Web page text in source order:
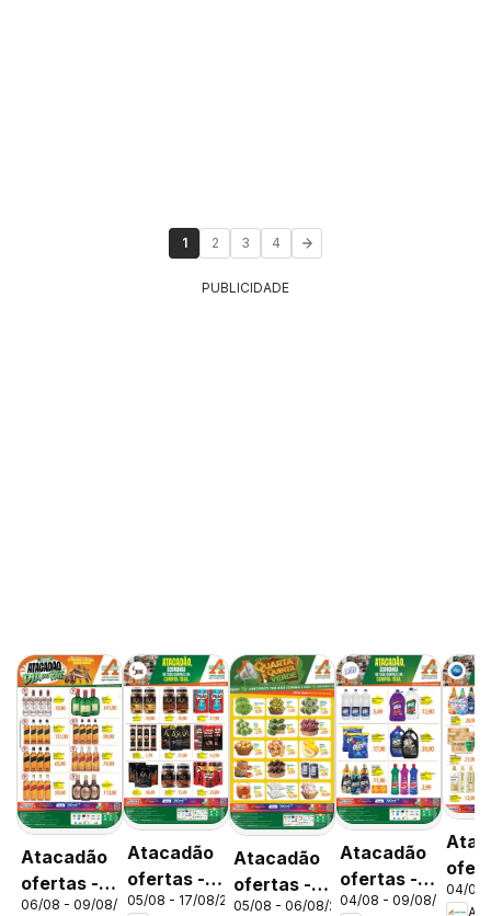
1 2 3 4
PUBLICIDADE
Atacadão
ofertas -
DF
06/08 - 09/08/2026
Atacadão
ofertas -
DF
05/08 - 17/08/2026
Atacadão
ofertas -
DF
05/08 - 06/08/2026
Atacadão
ofertas -
DF
04/08 - 09/08/2026
DF
04/08